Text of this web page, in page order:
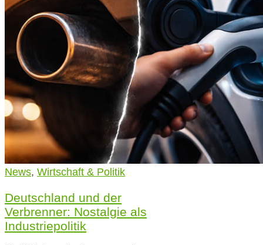
Suche
Menü Menü
News, Wirtschaft & Politik
Deutschland und der
Verbrenner: Nostalgie als
Industriepolitik